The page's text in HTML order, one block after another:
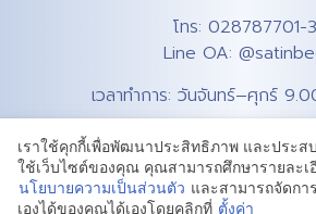
โทร: 028787701-3
Line OA:
เวลาทำการ: วันจันทร์–ศุกร์
เราใช้คุกกี้เพื่อพัฒนาประสิทธิภาพ และประส
ใช้เว็บไซต์ของคุณ คุณสามารถศึกษารายละเ
นโยบายความเป็นส่วนตัว และสามารถจัดกา
เองได้ของคุณได้เองโดยคลิกที่ ตั้งค่า